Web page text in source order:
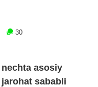
30
asosiy
sababli